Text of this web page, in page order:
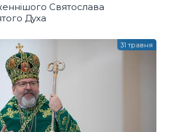
Святослава
Духа
31 травня